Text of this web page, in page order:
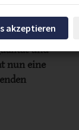
Gesellschaft
leider
und
nun eine
akzeptieren